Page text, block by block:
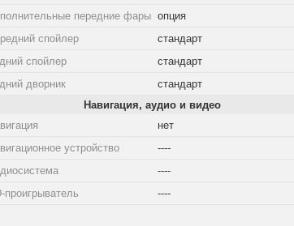
передние фары опция
спойлер
стандарт
спойлер
стандарт
дворник
стандарт
Навигация, аудио и видео
нет
устройство
----
----
проигрыватель
----